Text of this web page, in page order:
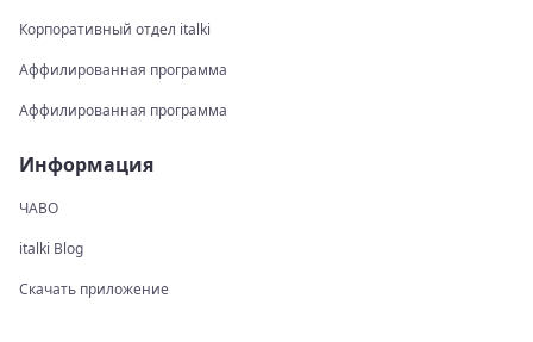
Корпоративный отдел italki
Аффилированная программа
Аффилированная программа
Информация
ЧАВО
italki Blog
Скачать приложение